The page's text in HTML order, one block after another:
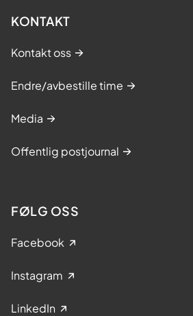
KONTAKT
Kontakt oss
Endre/avbestille time
Media
Offentlig postjournal
FØLG OSS
Facebook
Instagram
LinkedIn